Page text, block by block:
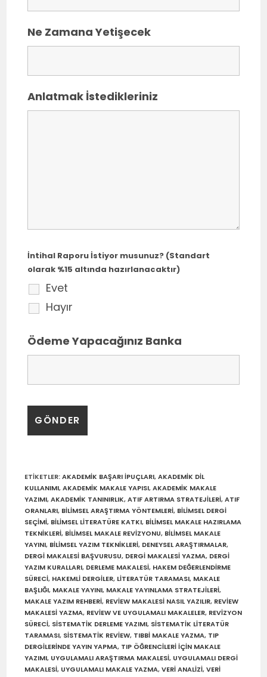
Ne Zamana Yetişecek
Anlatmak İstedikleriniz
İntihal Raporu İstiyor musunuz? (Standart
olarak %15 altında hazırlanacaktır)
Evet
Hayır
Ödeme Yapacağınız Banka
ETIKETLER:AKADEMIK BAŞARI IPUÇLARI, AKADEMIK DIL
KULLANIMI, AKADEMIK MAKALE YAPISI, AKADEMIK MAKALE
YAZIMI, AKADEMIK TANINIRLIK, ATIF ARTIRMA STRATEJILERI, ATIF
ORANLARI, BILIMSEL ARAŞTIRMA YÖNTEMLERI, BILIMSEL DERGI
SEÇIMI, BILIMSEL LITERATÜRE KATKI, BILIMSEL MAKALE HAZIRLAMA
TEKNIKLERI, BILIMSEL MAKALE REVIZYONU, BILIMSEL MAKALE
YAYINI, BILIMSEL YAZIM TEKNIKLERI, DENEYSEL ARAŞTIRMALAR,
DERGI MAKALESI BAŞVURUSU, DERGI MAKALESI YAZMA, DERGI
YAZIM KURALLARI, DERLEME MAKALESI, HAKEM DEĞERLENDIRME
SÜRECI, HAKEMLI DERGILER, LITERATÜR TARAMASI, MAKALE
BAŞLIĞI, MAKALE YAYINI, MAKALE YAYINLAMA STRATEJILERI,
MAKALE YAZIM REHBERI, REVIEW MAKALESI NASIL YAZILIR, REVIEW
MAKALESI YAZMA, REVIEW VE UYGULAMALI MAKALELER, REVIZYON
SÜRECI, SISTEMATIK DERLEME YAZIMI, SISTEMATIK LITERATÜR
TARAMASI, SISTEMATIK REVIEW, TIBBI MAKALE YAZMA, TIP
DERGILERINDE YAYIN YAPMA, TIP ÖĞRENCILERI IÇIN MAKALE
YAZIMI, UYGULAMALI ARAŞTIRMA MAKALESI, UYGULAMALI DERGI
MAKALESI, UYGULAMALI MAKALE YAZMA, VERI ANALIZI, VERI